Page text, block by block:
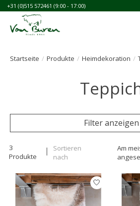
+31 (0)515 572461 (9:00 - 17:00)
Startseite / Produkte / Heimdekoration /
Filter anzeigen
3
Produkte
Sortieren
nach
Am